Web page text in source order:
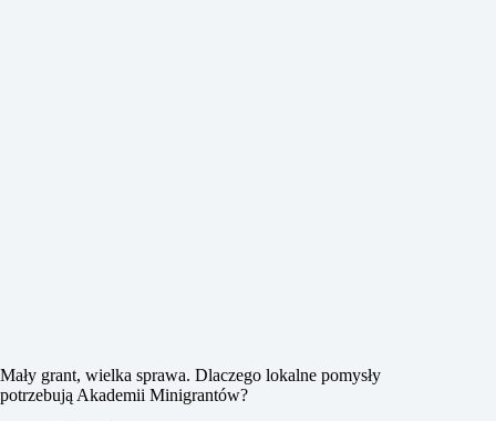
Mały grant, wielka sprawa. Dlaczego lokalne pomysły
potrzebują Akademii Minigrantów?